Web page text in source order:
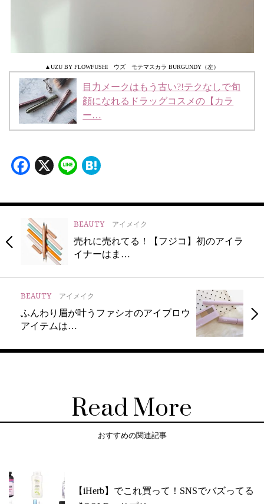
▲UZU BY FLOWFUSHI ウズ モテマスカラ BURGUNDY（左）
目力メークはもう古い?!テクなしで旬
顔になれるドラッグコスメの【カラ
ー…
Facebook
X Line
BEAUTY アイメイク
売れに売れてる！【フジコ】初のアイラ
イナーはま…
BEAUTY アイメイク
ふんわり眉が叶うファシオのアイブロウ
アイテムは…
Read More
おすすめの関連記事
【iHerb】でこれ買って！SNSでバズってる